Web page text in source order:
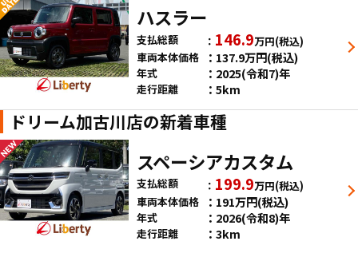
ハスラー
支払総額 146.9万円(税込)
車両本体価格
137.9万円(税込)
年式 2025(令和7)年
走行距離 5km
ドリーム加古川店の新着車種
スペーシアカスタム
支払総額 199.9万円(税込)
車両本体価格
191万円(税込)
年式 2026(令和8)年
走行距離 3km